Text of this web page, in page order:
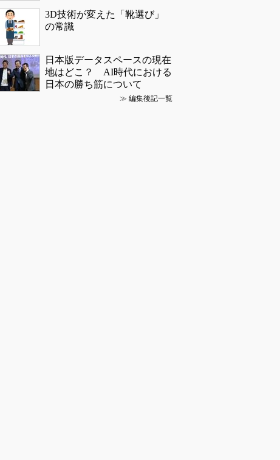
3D技術が変えた「靴選び」
の常識
日本版データスペースの現在
地はどこ？ AI時代における
日本の勝ち筋について
≫ 編集後記一覧